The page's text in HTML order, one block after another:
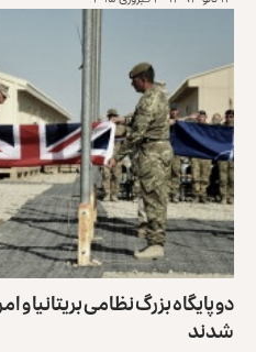
دو پایگاه‌ بزرگ نظامی بریتانیا و
شدند